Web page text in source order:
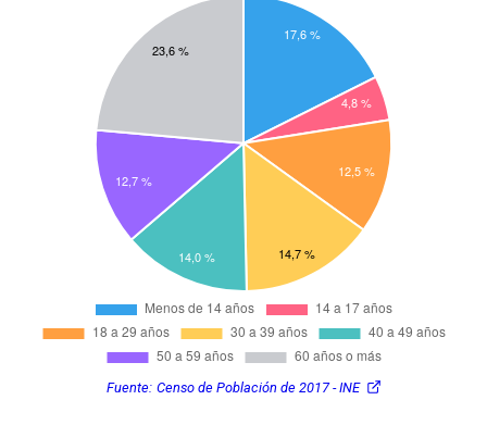
Fuente: Censo de Población de 2017 - INE